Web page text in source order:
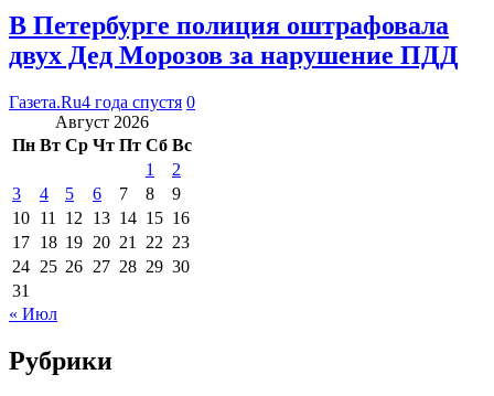
В Петербурге полиция оштрафовала
двух Дед Морозов за нарушение ПДД
Газета.Ru4 года спустя 0
Август 2026
Пн Вт Ср Чт Пт Сб Вс
1
2
3
4 5 6 7 8
9
10 11 12 13 14 15 16
17 18 19 20 21 22 23
24 25 26 27 28 29 30
31
« Июл
Рубрики